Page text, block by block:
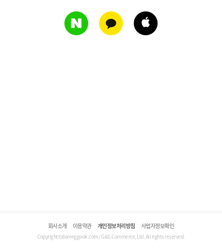
회사소개 이용약관 개인정보처리방침 사업자정보확인
Copyright©domeggook.com / G&G Commerce, Ltd. All rights reserved.